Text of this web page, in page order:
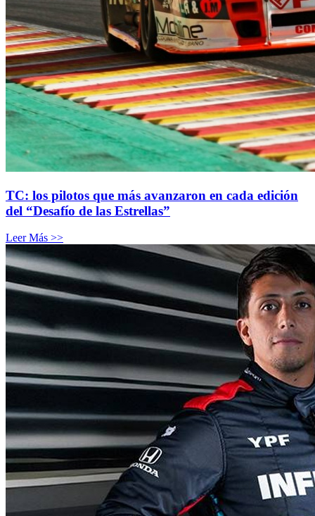
TC: los pilotos que más avanzaron en cada edición
del “Desafío de las Estrellas”
Leer Más >>